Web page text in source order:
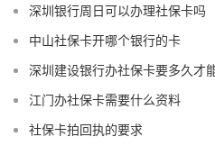
深圳银行周日可以办理社保卡吗
中山社保卡开哪个银行的卡
深圳建设银行办社保卡要多久才
江门办社保卡需要什么资料
社保卡拍回执的要求